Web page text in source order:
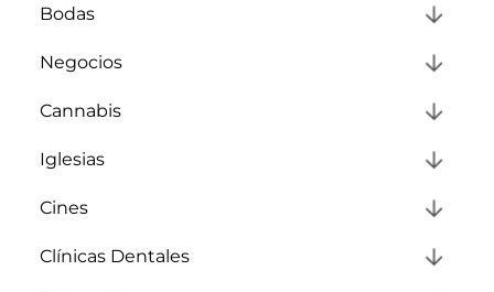
Bodas
Negocios
Cannabis
Iglesias
Cines
Clínicas Dentales